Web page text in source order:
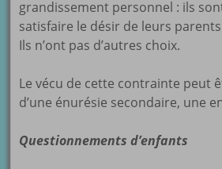
grandissement personnel : ils
satisfaire le désir de leurs
Ils n’ont pas d’autres choix.
Le vécu de cette contrainte peut
d’une énurésie secondaire, une
Questionnements d’enfants